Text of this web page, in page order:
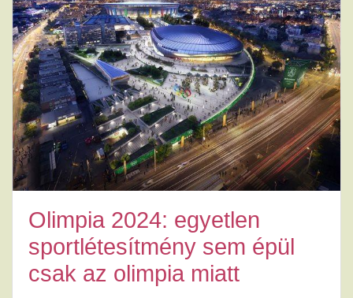
Olimpia 2024: egyetlen
sportlétesítmény sem épül
csak az olimpia miatt